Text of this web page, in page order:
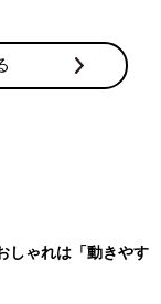
しゃれは「動きやす